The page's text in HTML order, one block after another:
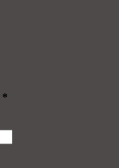
*Erforderlich